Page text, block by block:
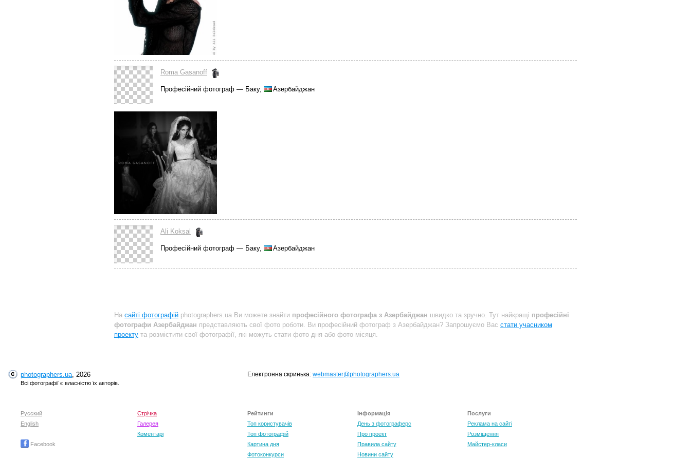
Roma Gasanoff
Професійний фотограф — Баку, Азербайджан
Ali Koksal
Професійний фотограф — Баку, Азербайджан
На сайті фотографій photographers.ua Ви можете знайти професійного фотографа з Азербайджан швидко та зручно. Тут найкращі професійні
фотографи Азербайджан представляють свої фото роботи. Ви професійний фотограф з Азербайджан? Запрошуємо Вас стати учасником
проекту та розмістити свої фотографії, які можуть стати фото дня або фото місяця.
photographers.ua, 2026
Всі фотографії є власністю їх авторів.
Електронна скринька: webmaster@photographers.ua
Русский
English
Facebook
Стрічка
Галерея
Коментарі
Рейтинги
Топ користувачів
Топ фотографій
Картина дня
Фотоконкурси
Інформація
День з фотограферс
Про проект
Правила сайту
Новини сайту
Послуги
Реклама на сайті
Розміщення
Майстер-класи